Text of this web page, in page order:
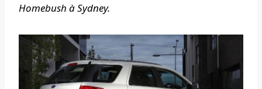
Homebush à Sydney.